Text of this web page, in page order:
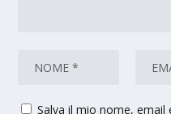
Salva il mio nome,